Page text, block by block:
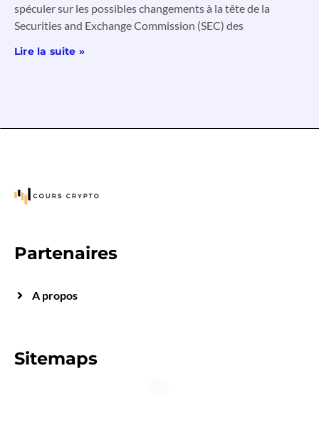
spéculer sur les possibles changements à la tête de la
Securities and Exchange Commission (SEC) des
Lire la suite »
Partenaires
A propos
Sitemaps